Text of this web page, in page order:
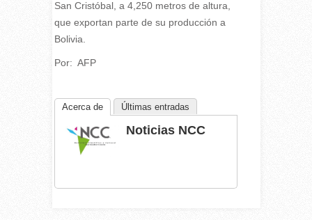
San Cristóbal, a 4,250 metros de altura,
que exportan parte de su producción a
Bolivia.
Por: AFP
Acerca de Últimas entradas
Noticias NCC